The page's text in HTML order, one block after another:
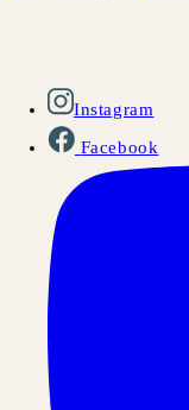
Instagram
Facebook